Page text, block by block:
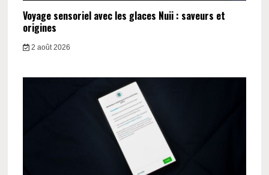
Voyage sensoriel avec les glaces Nuii : saveurs et
origines
2 août 2026